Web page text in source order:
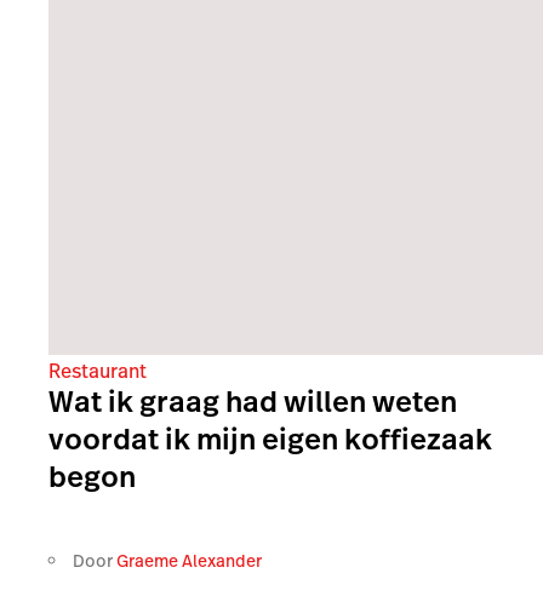
Restaurant
Wat ik graag had willen weten
voordat ik mijn eigen koffiezaak
begon
DoorGraeme Alexander